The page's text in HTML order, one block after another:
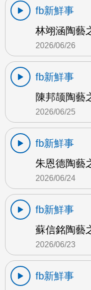
fb新鮮事
林翊涵陶藝
2026/06/26
fb新鮮事
陳邦颉陶藝
2026/06/25
fb新鮮事
朱恩德陶藝
2026/06/24
fb新鮮事
蘇信銘陶藝
2026/06/23
fb新鮮事